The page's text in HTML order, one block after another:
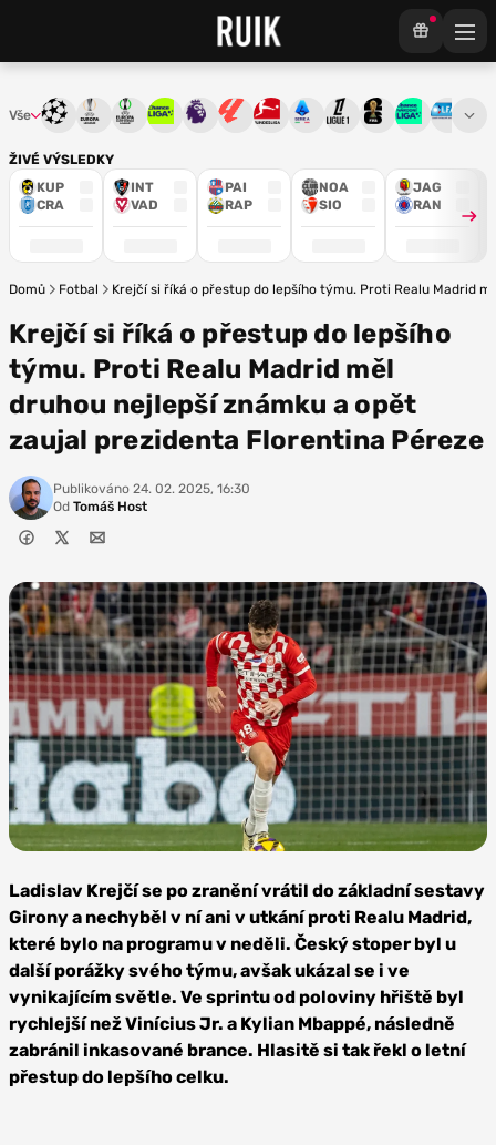
ŽIVÉ VÝSLEDKY
KUP
CRA
INT
VAD
PAI
RAP
NOA
SIO
JAG
RAN
Vše Liga mistrůEvropská liga
Konferenční liga
Chance ligaPremier League
La LigaBundesliga
Serie ALigue 1Mistrovství světa
Chance3. ČFL
Domů Fotbal Krejčí si říká o přestup do lepšího týmu. Proti Realu Madrid
Krejčí si říká o přestup do lepšího
týmu. Proti Realu Madrid měl
druhou nejlepší známku a opět
zaujal prezidenta Florentina Péreze
Publikováno 24. 02. 2025, 16:30
Od Tomáš Host
Depositphotos
Ladislav Krejčí se po zranění vrátil do základní sestavy
Girony a nechyběl v ní ani v utkání proti Realu Madrid,
které bylo na programu v neděli. Český stoper byl u
další porážky svého týmu, avšak ukázal se i ve
vynikajícím světle. Ve sprintu od poloviny hřiště byl
rychlejší než Vinícius Jr. a Kylian Mbappé, následně
zabránil inkasované brance. Hlasitě si tak řekl o letní
přestup do lepšího celku.